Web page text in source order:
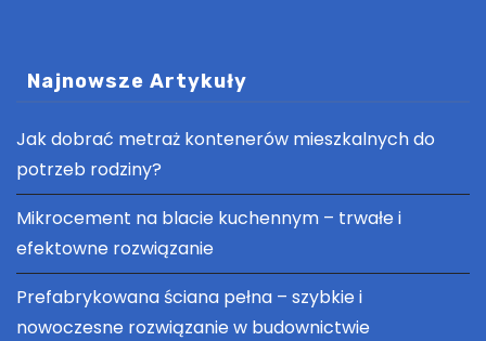
Najnowsze Artykuły
Jak dobrać metraż kontenerów mieszkalnych do
potrzeb rodziny?
Mikrocement na blacie kuchennym – trwałe i
efektowne rozwiązanie
Prefabrykowana ściana pełna – szybkie i
nowoczesne rozwiązanie w budownictwie